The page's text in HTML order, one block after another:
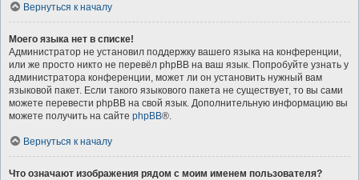
Вернуться к началу
Моего языка нет в списке!
Администратор не установил поддержку вашего языка на конференции,
или же просто никто не перевёл phpBB на ваш язык. Попробуйте узнать у
администратора конференции, может ли он установить нужный вам
языковой пакет. Если такого языкового пакета не существует, то вы сами
можете перевести phpBB на свой язык. Дополнительную информацию вы
можете получить на сайте phpBB®.
Вернуться к началу
Что означают изображения рядом с моим именем пользователя?